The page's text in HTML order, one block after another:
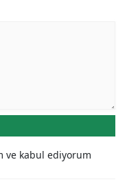
ve kabul ediyorum